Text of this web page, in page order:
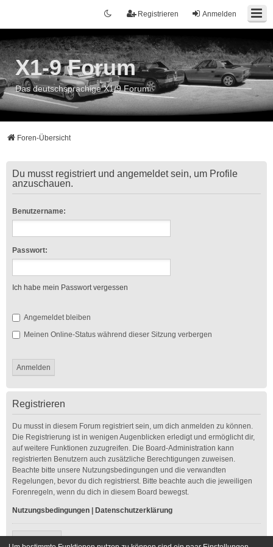
Anmelden
Registrieren
X1-9 Forum
Das deutschsprachige X1/9 Forum
Foren-Übersicht
Du musst registriert und angemeldet sein, um Profile
anzuschauen.
Benutzername:
Passwort:
Ich habe mein Passwort vergessen
Angemeldet bleiben
Meinen Online-Status während dieser Sitzung verbergen
Registrieren
Du musst in diesem Forum registriert sein, um dich anmelden zu können.
Die Registrierung ist in wenigen Augenblicken erledigt und ermöglicht dir,
auf weitere Funktionen zuzugreifen. Die Board-Administration kann
registrierten Benutzern auch zusätzliche Berechtigungen zuweisen.
Beachte bitte unsere Nutzungsbedingungen und die verwandten
Regelungen, bevor du dich registrierst. Bitte beachte auch die jeweiligen
Forenregeln, wenn du dich in diesem Board bewegst.
Nutzungsbedingungen Datenschutzerklärung